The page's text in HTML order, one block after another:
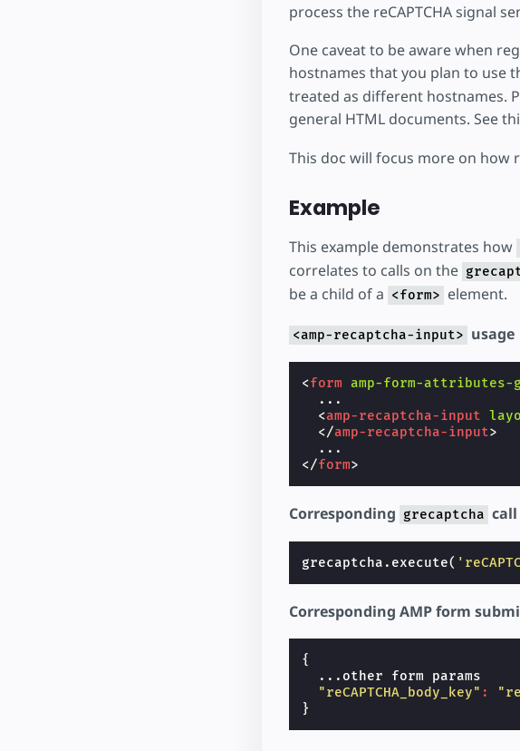
process the reCAPTCHA signal
One caveat to be aware when
hostnames that you plan to use
treated as different hostnames.
general HTML documents. See
This doc will focus more on how
Example
This example demonstrates how
correlates to calls on the
be a child of a <form> element.
<amp-recaptcha-input> usage
<form amp-form-attributes-
  ...
<amp-recaptcha-input
</amp-recaptcha-input>
</form>
Corresponding grecaptcha call
grecaptcha . execute(
Corresponding AMP form
{
... other form
params
"reCAPTCHA_body_key" :
}